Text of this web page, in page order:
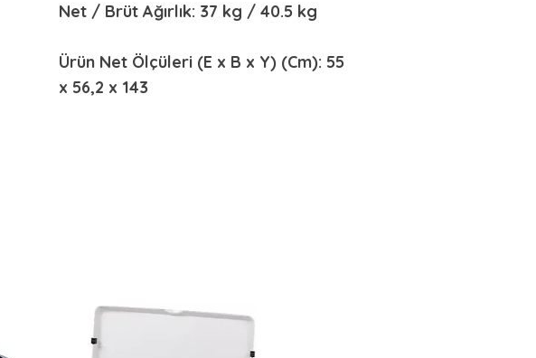
Net / Brüt Ağırlık: 37 kg / 40.5 kg
Ürün Net Ölçüleri (E x B x Y) (Cm): 55
x 56,2 x 143